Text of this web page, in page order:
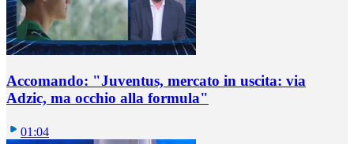
Accomando: "Juventus, mercato in uscita: via
Adzic, ma occhio alla formula"
01:04